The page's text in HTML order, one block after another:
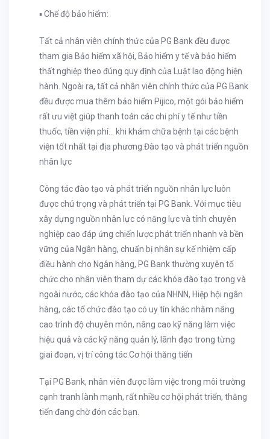
▪ Chế độ bảo hiểm:
Tất cả nhân viên chính thức của PG Bank đều được
tham gia Bảo hiểm xã hội, Bảo hiểm y tế và bảo hiểm
thất nghiệp theo đúng quy định của Luật lao động hiện
hành. Ngoài ra, tất cả nhân viên chính thức của PG Bank
đều được mua thêm bảo hiểm Pijico, một gói bảo hiểm
rất ưu việt giúp thanh toán các chi phí y tế như tiền
thuốc, tiền viện phí… khi khám chữa bệnh tại các bệnh
viện tốt nhất tại địa phương.Đào tạo và phát triển nguồn
nhân lực
Công tác đào tạo và phát triển nguồn nhân lực luôn
được chú trọng và phát triển tại PG Bank. Với mục tiêu
xây dựng nguồn nhân lực có năng lực và tính chuyên
nghiệp cao đáp ứng chiến lược phát triển nhanh và bền
vững của Ngân hàng, chuẩn bị nhân sự kế nhiệm cấp
điều hành cho Ngân hàng, PG Bank thường xuyên tổ
chức cho nhân viên tham dự các khóa đào tạo trong và
ngoài nước, các khóa đào tạo của NHNN, Hiệp hội ngân
hàng, các tổ chức đào tạo có uy tín khác nhằm nâng
cao trình độ chuyên môn, nâng cao kỹ năng làm việc
hiệu quả và các kỹ năng quản lý, lãnh đạo trong từng
giai đoạn, vị trí công tác.Cơ hội thăng tiến
Tại PG Bank, nhân viên được làm việc trong môi trường
cạnh tranh lành mạnh, rất nhiều cơ hội phát triển, thăng
tiến đang chờ đón các bạn.